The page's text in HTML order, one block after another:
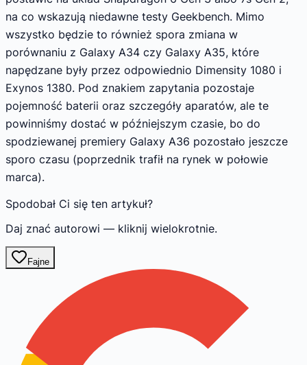
na co wskazują niedawne testy Geekbench. Mimo
wszystko będzie to również spora zmiana w
porównaniu z Galaxy A34 czy Galaxy A35, które
napędzane były przez odpowiednio Dimensity 1080 i
Exynos 1380. Pod znakiem zapytania pozostaje
pojemność baterii oraz szczegóły aparatów, ale te
powinniśmy dostać w późniejszym czasie, bo do
spodziewanej premiery Galaxy A36 pozostało jeszcze
sporo czasu (poprzednik trafił na rynek w połowie
marca).
Spodobał Ci się ten artykuł?
Daj znać autorowi — kliknij wielokrotnie.
Fajne